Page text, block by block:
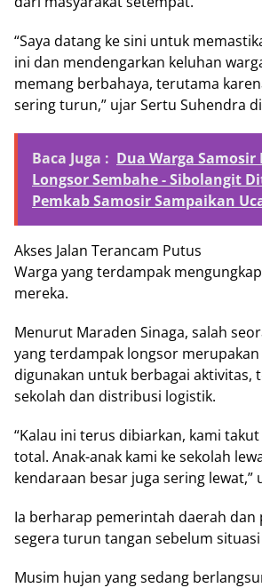
“Saya datang ke sini untuk
ini dan mendengarkan keluhan
memang berbahaya, terutama
sering turun,” ujar Sertu Suhendra
Baca Juga : Dua Warga Samosir
Longsor Sembahe - Sibolangit
Pemkab Samosir Sampaikan
Akses Jalan Terancam Putus
Warga yang terdampak
mereka.
Menurut Maraden Sinaga, salah
yang terdampak longsor
digunakan untuk berbagai aktivitas,
sekolah dan distribusi logistik.
“Kalau ini terus dibiarkan, kami
total. Anak-anak kami ke sekolah
kendaraan besar juga sering lewat,”
Ia berharap pemerintah daerah dan
segera turun tangan sebelum
Musim hujan yang sedang